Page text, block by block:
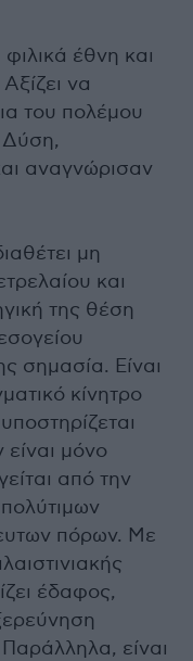
έθνη και
να
του πολέμου
Δύση,
αναγνώρισαν
μη
και
της θέση
σημασία. Είναι
κίνητρο
μόνο
από την
πόρων. Με
έδαφος,
είναι